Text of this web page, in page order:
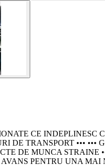
CE INDEPLINESC
TRANSPORT ••• •••
DE MUNCA STRAINE
PENTRU UNA